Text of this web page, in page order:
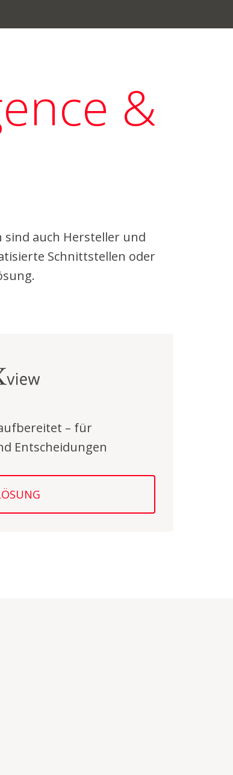
&
auch Hersteller und
Schnittstellen oder
– für
Entscheidungen